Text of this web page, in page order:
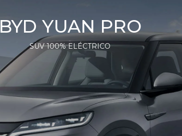
BYD YUAN PRO
SUV 100% ELÉCTRICO